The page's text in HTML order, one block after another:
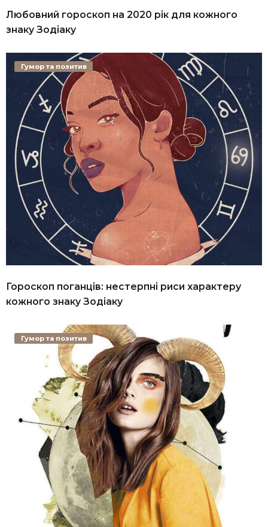
Любовний гороскоп на 2020 рік для кожного
знаку Зодіаку
Гороскоп поганців: нестерпні риси характеру
кожного знаку Зодіаку
Гумор та позитив
Гумор та позитив